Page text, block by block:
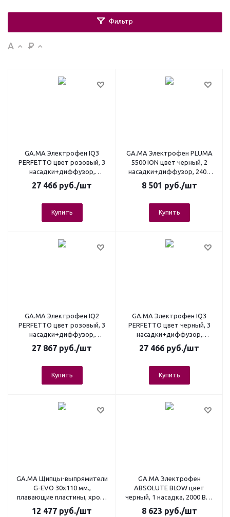
Фильтр
GA.MA Электрофен IQ3
PERFETTO цвет розовый, 3
насадки+диффузор,
автоочистка, 1600 Вт., вес
294 гр.
27 466 руб./шт
Купить
GA.MA Электрофен PLUMA
5500 ION цвет черный, 2
насадки+диффузор, 2400
Вт., вес 547 гр.
8 501 руб./шт
Купить
GA.MA Электрофен IQ2
PERFETTO цвет розовый, 3
насадки+диффузор,
автоочистка, 1600 Вт., вес
294 гр.
27 867 руб./шт
Купить
GA.MA Электрофен IQ3
PERFETTO цвет черный, 3
насадки+диффузор,
автоочистка, 1600 Вт., вес
294 гр.
27 466 руб./шт
Купить
GA.MA Щипцы-выпрямители
G-EVO 30х110 мм.,
плавающие пластины, хром-
титановое покрытие, до
250°C
12 477 руб./шт
GA.MA Электрофен
ABSOLUTE BLOW цвет
черный, 1 насадка, 2000 Вт.,
вес 525 гр.
8 623 руб./шт